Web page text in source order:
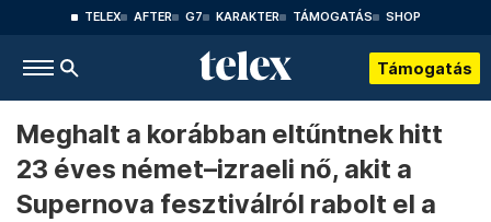
TELEX AFTER G7 KARAKTER TÁMOGATÁS SHOP
Támogatás
Meghalt a korábban eltűntnek hitt
23 éves német–izraeli nő, akit a
Supernova fesztiválról rabolt el a